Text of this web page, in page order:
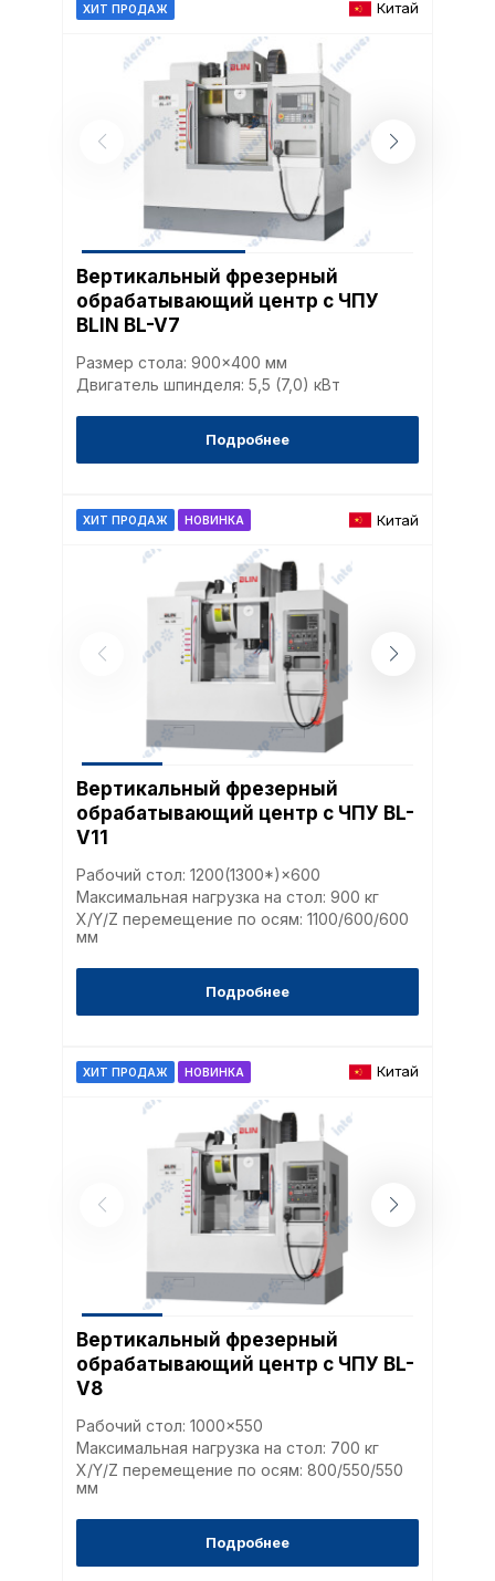
ХИТ ПРОДАЖ Китай
Вертикальный фрезерный
обрабатывающий центр с ЧПУ
BLIN BL-V7
Размер стола: 900×400 мм
Двигатель шпинделя: 5,5 (7,0) кВт
Подробнее
ХИТ ПРОДАЖ НОВИНКА Китай
Вертикальный фрезерный
обрабатывающий центр с ЧПУ BL-
V11
Рабочий стол: 1200(1300*)×600
Максимальная нагрузка на стол: 900 кг
X/Y/Z перемещение по осям: 1100/600/600
мм
Подробнее
ХИТ ПРОДАЖ НОВИНКА Китай
Вертикальный фрезерный
обрабатывающий центр с ЧПУ BL-
V8
Рабочий стол: 1000x550
Максимальная нагрузка на стол: 700 кг
X/Y/Z перемещение по осям: 800/550/550
мм
Подробнее